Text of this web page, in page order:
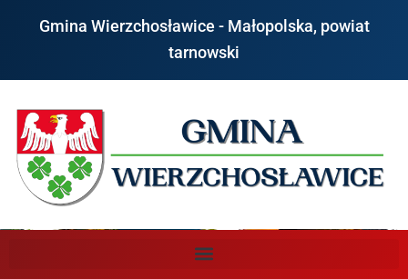
Gmina Wierzchosławice - Małopolska, powiat
tarnowski